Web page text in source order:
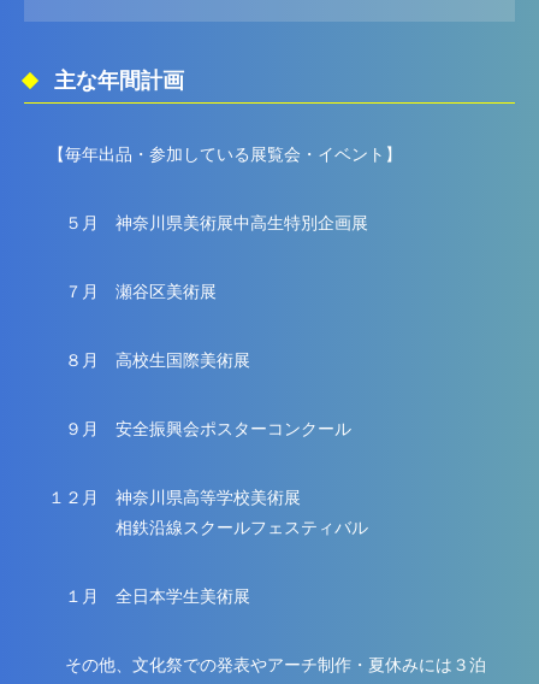
主な年間計画
【毎年出品・参加している展覧会・イベント】
５月 神奈川県美術展中高生特別企画展
７月 瀬谷区美術展
８月 高校生国際美術展
９月 安全振興会ポスターコンクール
１２月 神奈川県高等学校美術展
相鉄沿線スクールフェスティバル
１月 全日本学生美術展
その他、文化祭での発表やアーチ制作・夏休みには３泊